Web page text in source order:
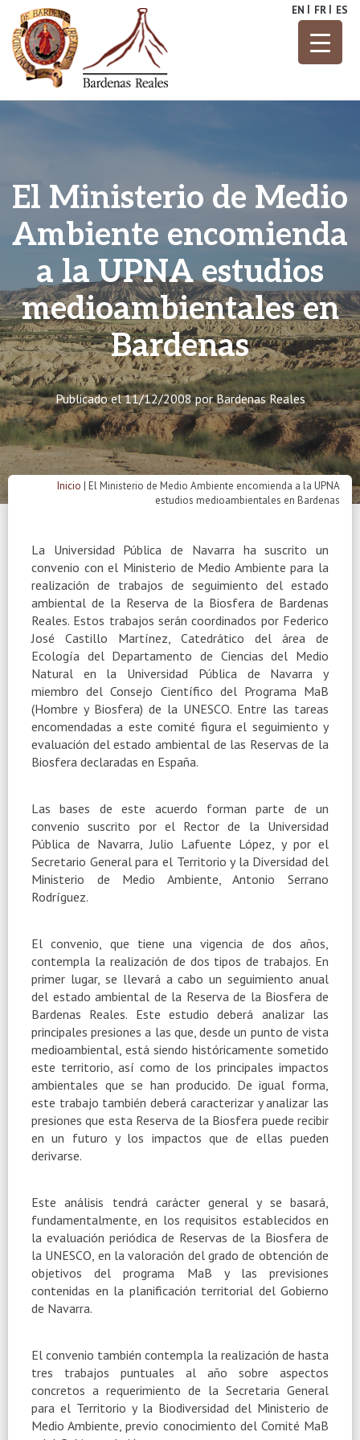
content
Bardenas
Parque Natural
EN FR ES
El Ministerio de Medio
Ambiente encomienda
a la UPNA estudios
medioambientales en
Bardenas
Publicado el11/12/2008porBardenas Reales
Inicio | El Ministerio de Medio Ambiente encomienda a la UPNA
estudios medioambientales en Bardenas
La Universidad Pública de Navarra ha suscrito un
convenio con el Ministerio de Medio Ambiente para la
realización de trabajos de seguimiento del estado
ambiental de la Reserva de la Biosfera de Bardenas
Reales. Estos trabajos serán coordinados por Federico
José Castillo Martínez, Catedrático del área de
Ecología del Departamento de Ciencias del Medio
Natural en la Universidad Pública de Navarra y
miembro del Consejo Científico del Programa MaB
(Hombre y Biosfera) de la UNESCO. Entre las tareas
encomendadas a este comité figura el seguimiento y
evaluación del estado ambiental de las Reservas de la
Biosfera declaradas en España.
Las bases de este acuerdo forman parte de un
convenio suscrito por el Rector de la Universidad
Pública de Navarra, Julio Lafuente López, y por el
Secretario General para el Territorio y la Diversidad del
Ministerio de Medio Ambiente, Antonio Serrano
Rodríguez.
El convenio, que tiene una vigencia de dos años,
contempla la realización de dos tipos de trabajos. En
primer lugar, se llevará a cabo un seguimiento anual
del estado ambiental de la Reserva de la Biosfera de
Bardenas Reales. Este estudio deberá analizar las
principales presiones a las que, desde un punto de vista
medioambiental, está siendo históricamente sometido
este territorio, así como de los principales impactos
ambientales que se han producido. De igual forma,
este trabajo también deberá caracterizar y analizar las
presiones que esta Reserva de la Biosfera puede recibir
en un futuro y los impactos que de ellas pueden
derivarse.
Este análisis tendrá carácter general y se basará,
fundamentalmente, en los requisitos establecidos en
la evaluación periódica de Reservas de la Biosfera de
la UNESCO , en la valoración del grado de obtención de
objetivos del programa MaB y las previsiones
contenidas en la planificación territorial del Gobierno
de Navarra.
El convenio también contempla la realización de hasta
tres trabajos puntuales al año sobre aspectos
concretos a requerimiento de la Secretaria General
para el Territorio y la Biodiversidad del Ministerio de
Medio Ambiente, previo conocimiento del Comité MaB